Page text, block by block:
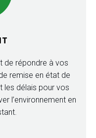
de répondre à vos
remise en état de
les délais pour vos
l’environnement en